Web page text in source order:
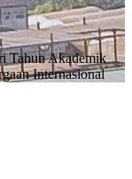
Tahun Akademik
Internasional